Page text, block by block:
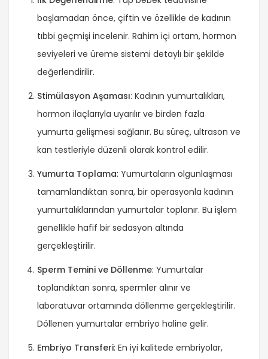
başlamadan önce, çiftin ve özellikle de kadının
tıbbi geçmişi incelenir. Rahim içi ortam, hormon
seviyeleri ve üreme sistemi detaylı bir şekilde
değerlendirilir.
Stimülasyon Aşaması: Kadının yumurtalıkları,
hormon ilaçlarıyla uyarılır ve birden fazla
yumurta gelişmesi sağlanır. Bu süreç, ultrason ve
kan testleriyle düzenli olarak kontrol edilir.
Yumurta Toplama: Yumurtaların olgunlaşması
tamamlandıktan sonra, bir operasyonla kadının
yumurtalıklarından yumurtalar toplanır. Bu işlem
genellikle hafif bir sedasyon altında
gerçekleştirilir.
Sperm Temini ve Döllenme: Yumurtalar
toplandıktan sonra, spermler alınır ve
laboratuvar ortamında döllenme gerçekleştirilir.
Döllenen yumurtalar embriyo haline gelir.
Embriyo Transferi: En iyi kalitede embriyolar,